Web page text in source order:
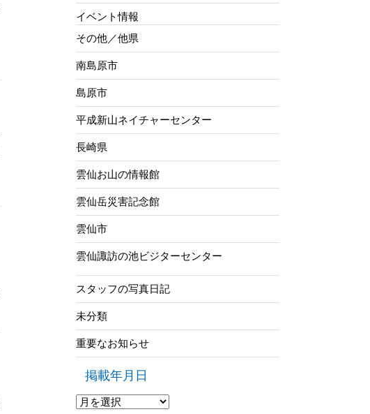
イベント情報
その他／他県
南島原市
島原市
平成新山ネイチャーセンター
長崎県
雲仙お山の情報館
雲仙岳災害記念館
雲仙市
雲仙諏訪の池ビジターセンター
スタッフの写真日記
未分類
重要なお知らせ
掲載年月日